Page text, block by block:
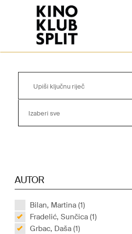
Izaberi sve
AUTOR
Bilan, Martina (1)
Fradelić, Sunčica (1)
Grbac, Daša (1)